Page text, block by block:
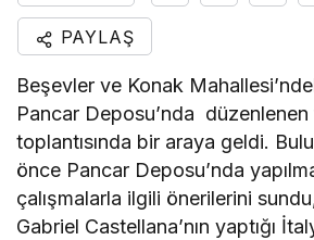
PAYLAŞ
Beşevler ve Konak
Pancar Deposu’nda düzenlenen
toplantısında bir araya geldi.
önce Pancar Deposu’nda
çalışmalarla ilgili önerilerini
Gabriel Castellana’nın yaptığı